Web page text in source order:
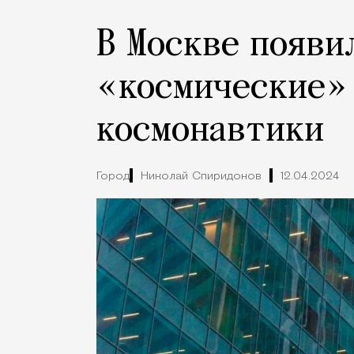
В Москве
космонавтики
Город Николай Спиридонов 12.04.2024